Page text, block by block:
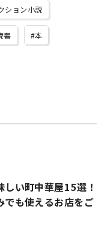
ション小説
書 本
しい町中華屋15選！
でも使えるお店をご